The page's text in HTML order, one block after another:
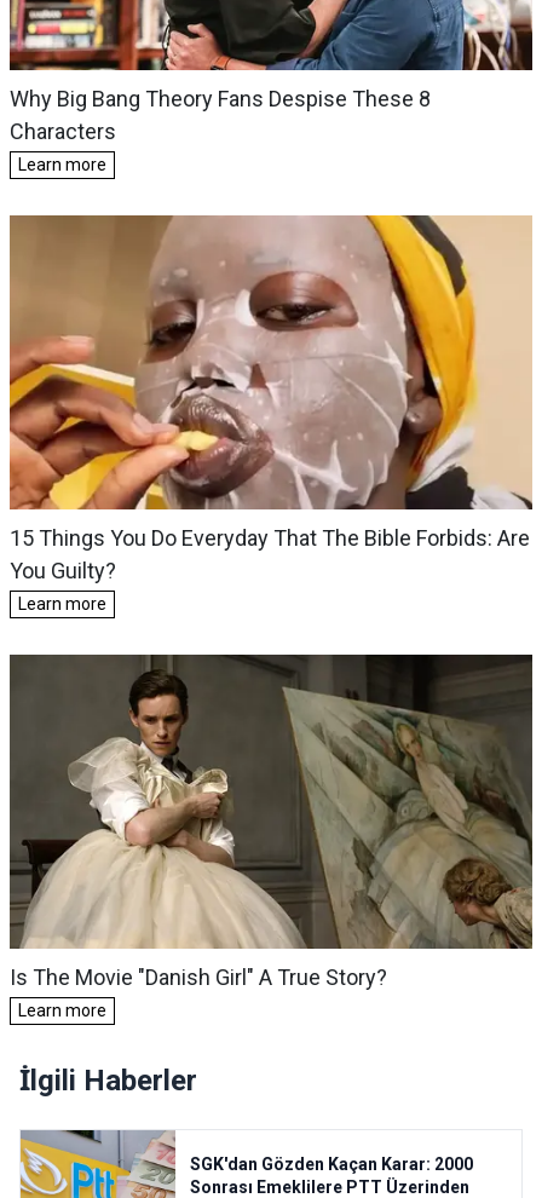
İlgili Haberler
SGK'dan Gözden Kaçan Karar: 2000
Sonrası Emeklilere PTT Üzerinden